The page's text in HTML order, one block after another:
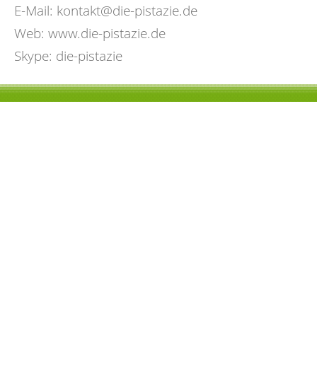
E-Mail: kontakt@die-pistazie.de
Web: www.die-pistazie.de
Skype: die-pistazie